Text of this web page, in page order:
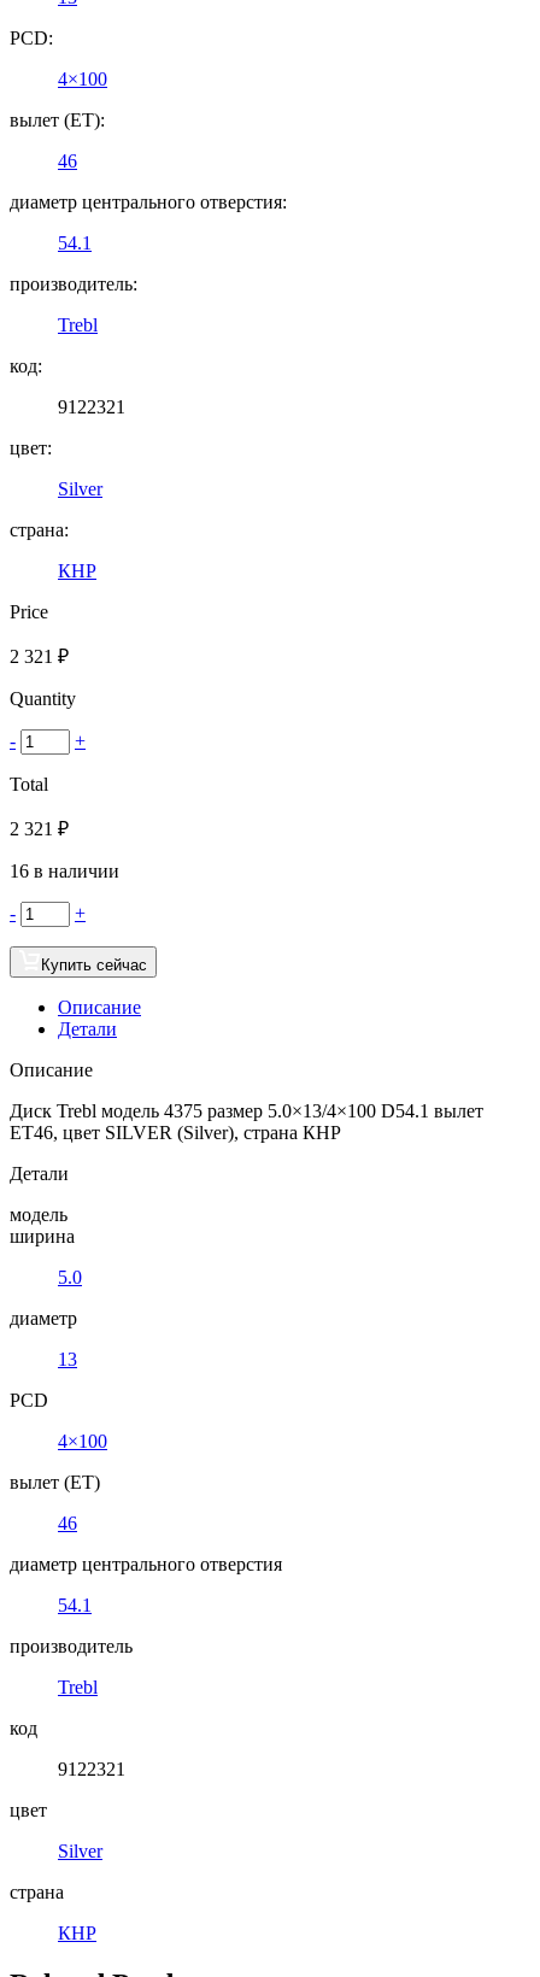
PCD:
4×100
вылет (ET):
46
диаметр центрального отверстия:
54.1
производитель:
Trebl
код:
9122321
цвет:
Silver
страна:
КНР
Price
2 321 ₽
Quantity
- +
Total
2 321 ₽
16 в наличии
- +
Купить сейчас
Описание
Детали
Описание
Диск Trebl модель 4375 размер 5.0×13/4×100 D54.1 вылет
ET46, цвет SILVER (Silver), страна КНР
Детали
модель
ширина
5.0
диаметр
13
PCD
4×100
вылет (ET)
46
диаметр центрального отверстия
54.1
производитель
Trebl
код
9122321
цвет
Silver
страна
КНР